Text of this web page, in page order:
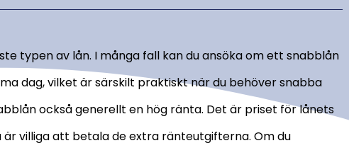
typen av lån. I många fall kan du ansöka om ett snabblån
dag, vilket är särskilt praktiskt när du behöver snabba
också generellt en hög ränta. Det är priset för lånets
villiga att betala de extra ränteutgifterna. Om du